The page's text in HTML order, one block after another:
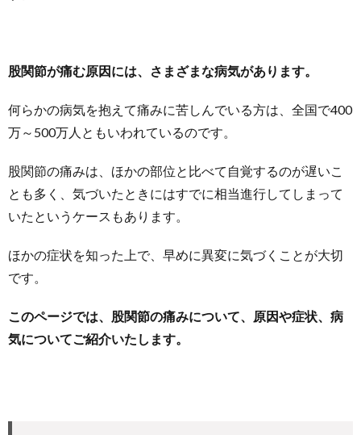
股関節が痛む原因には、さまざまな病気があります。
何らかの病気を抱えて痛みに苦しんでいる方は、全国で400
万～500万人ともいわれているのです。
股関節の痛みは、ほかの部位と比べて自覚するのが遅いこ
とも多く、気づいたときにはすでに相当進行してしまって
いたというケースもあります。
ほかの症状を知った上で、早めに異変に気づくことが大切
です。
このページでは、股関節の痛みについて、原因や症状、病
気についてご紹介いたします。